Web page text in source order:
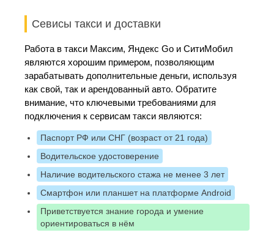
Севисы такси и доставки
Работа в такси Максим, Яндекс Go и СитиМобил
являются хорошим примером, позволяющим
зарабатывать дополнительные деньги, используя
как свой, так и арендованный авто. Обратите
внимание, что ключевыми требованиями для
подключения к сервисам такси являются:
Паспорт РФ или СНГ (возраст от 21 года)
Водительское удостоверение
Наличие водительского стажа не менее 3 лет
Смартфон или планшет на платформе Android
Приветствуется знание города и умение
ориентироваться в нём